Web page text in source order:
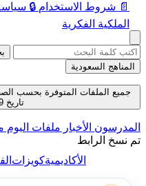
📄 شروط الاستخدام 🔒
الملكية الفكرية
المناهج السعودية
جميع الملفات المتوفرة بحسب
تاريخ 09-08-2026
المدرسون الأخبار ملفات اليوم
تم نسخ الرابط
الأكاديميةكويزات